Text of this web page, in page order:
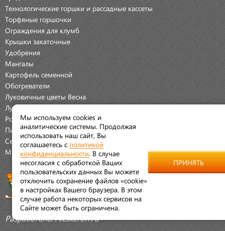
Технологические горшки и рассадные кассеты
Торфяные горшочки
Ограждения для клумб
Крышки закаточные
Удобрения
Мангалы
Картофель семенной
Обогреватели
Луковичные цветы Весна
Луковичные цветы Осень
Розы
Пионы
Семена Овощей
Мраморная крошка
Разработано:
Мы используем cookies и
аналитические системы. Продолжая
использовать наш сайт, Вы
соглашаетесь с политикой
конфиденциальности . В случае
несогласия с обработкой Ваших
пользовательских данных Вы можете
отключить сохранение файлов «cookie»
в настройках Вашего браузера. В этом
случае работа некоторых сервисов на
Сайте может быть ограничена.
ПРИНЯТЬ